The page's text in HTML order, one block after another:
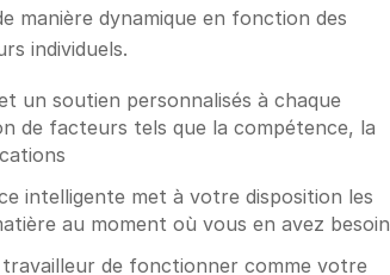
manière dynamique en fonction des
individuels.
un soutien personnalisés à chaque
de facteurs tels que la compétence, la
intelligente met à votre disposition les
au moment où vous en avez besoin
de fonctionner comme votre